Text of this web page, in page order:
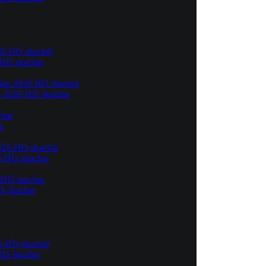
skachat
2026 HD skachat
HD skachat
skachat
skachat